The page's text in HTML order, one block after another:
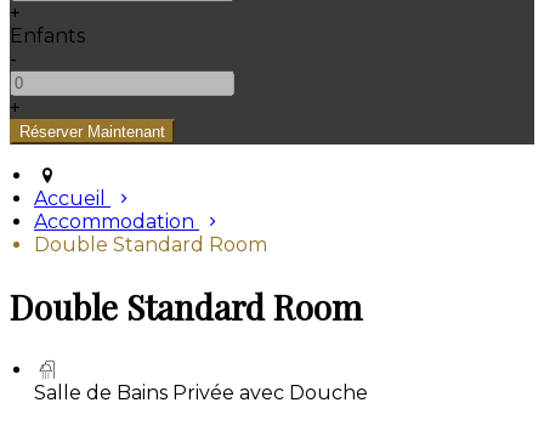
+
Enfants
-
+
Accueil
Accommodation
Double Standard Room
Double Standard Room
Salle de Bains Privée avec Douche